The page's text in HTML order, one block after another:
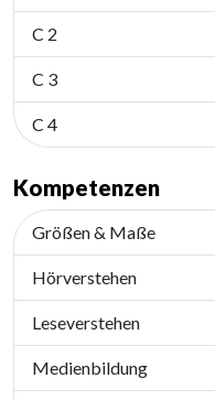
C 2
C 3
C 4
Kompetenzen
Größen & Maße
Hörverstehen
Leseverstehen
Medienbildung